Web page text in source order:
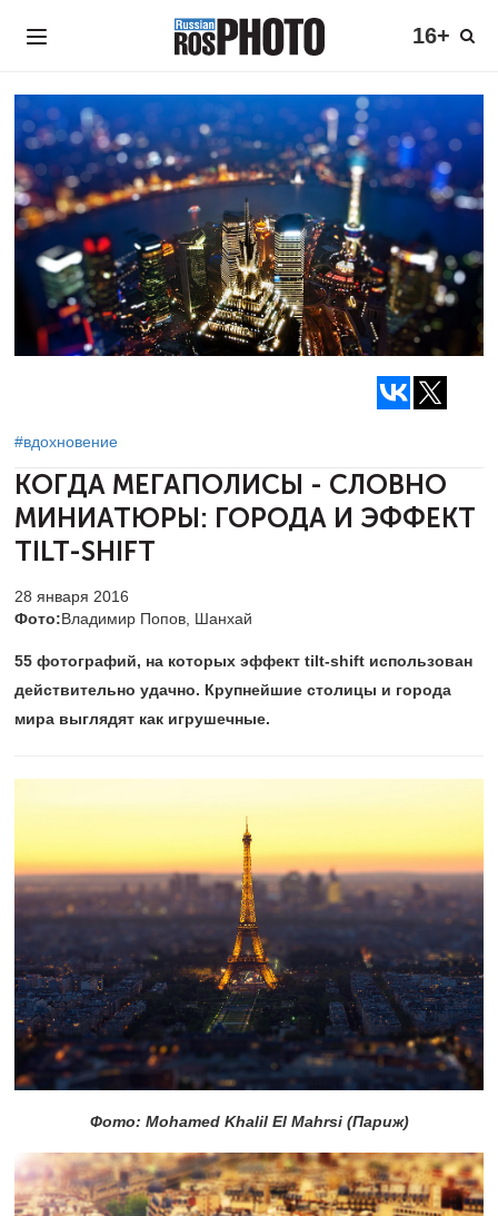
16+
#вдохновение
КОГДА МЕГАПОЛИСЫ - СЛОВНО
МИНИАТЮРЫ: ГОРОДА И ЭФФЕКТ
TILT-SHIFT
28 января 2016
Фото:Владимир Попов, Шанхай
55 фотографий, на которых эффект tilt-shift использован
действительно удачно. Крупнейшие столицы и города
мира выглядят как игрушечные.
Фото: Mohamed Khalil El Mahrsi (Париж)